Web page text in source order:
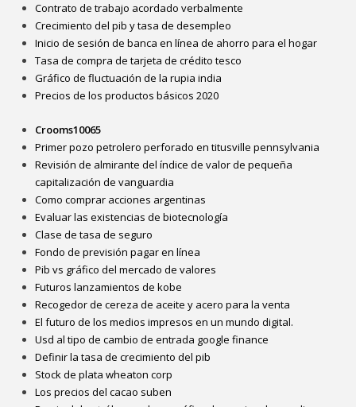
Contrato de trabajo acordado verbalmente
Crecimiento del pib y tasa de desempleo
Inicio de sesión de banca en línea de ahorro para el hogar
Tasa de compra de tarjeta de crédito tesco
Gráfico de fluctuación de la rupia india
Precios de los productos básicos 2020
Crooms10065
Primer pozo petrolero perforado en titusville pennsylvania
Revisión de almirante del índice de valor de pequeña
capitalización de vanguardia
Como comprar acciones argentinas
Evaluar las existencias de biotecnología
Clase de tasa de seguro
Fondo de previsión pagar en línea
Pib vs gráfico del mercado de valores
Futuros lanzamientos de kobe
Recogedor de cereza de aceite y acero para la venta
El futuro de los medios impresos en un mundo digital.
Usd al tipo de cambio de entrada google finance
Definir la tasa de crecimiento del pib
Stock de plata wheaton corp
Los precios del cacao suben